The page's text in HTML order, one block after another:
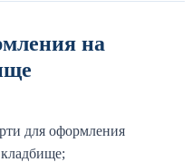
на
для оформления